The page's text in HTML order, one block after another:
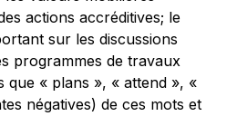
actions accréditives; le
sur les discussions
programmes de travaux
que « plans », « attend », «
négatives) de ces mots et